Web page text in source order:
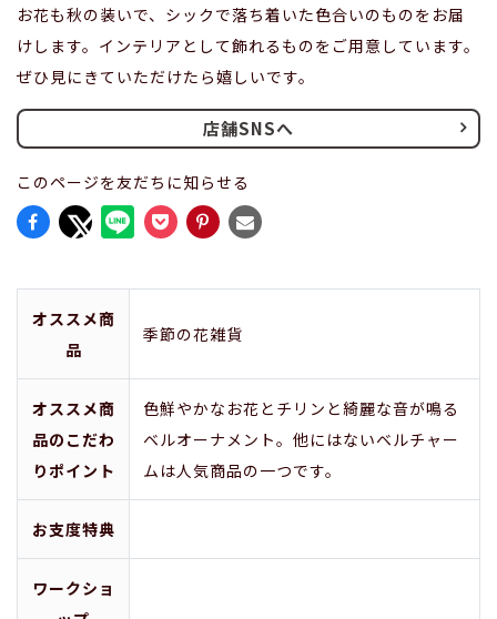
お花も秋の装いで、シックで落ち着いた色合いのものをお届
けします。インテリアとして飾れるものをご用意しています。
ぜひ見にきていただけたら嬉しいです。
店舗SNSへ
このページを友だちに知らせる
オススメ商
品
季節の花雑貨
オススメ商
品のこだわ
りポイント
色鮮やかなお花とチリンと綺麗な音が鳴る
ベルオーナメント。他にはないベルチャー
ムは人気商品の一つです。
お支度特典
ワークショ